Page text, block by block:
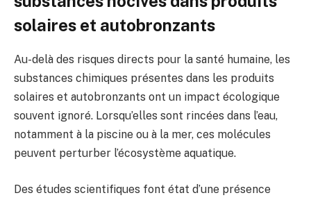
solaires et autobronzants
Au-delà des risques directs pour la santé humaine, les
substances chimiques présentes dans les produits
solaires et autobronzants ont un impact écologique
souvent ignoré. Lorsqu’elles sont rincées dans l’eau,
notamment à la piscine ou à la mer, ces molécules
peuvent perturber l’écosystème aquatique.
Des études scientifiques font état d’une présence